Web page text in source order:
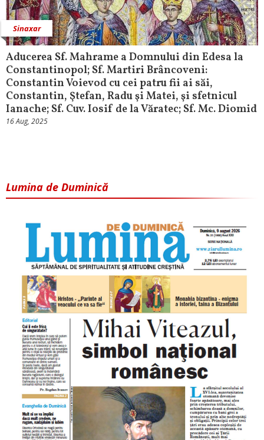
Sinaxar
Aducerea Sf. Mahrame a Domnului din Edesa la
Constantinopol; Sf. Martiri Brâncoveni:
Constantin Voievod cu cei patru fii ai săi,
Constantin, Ştefan, Radu şi Matei, şi sfetnicul
Ianache; Sf. Cuv. Iosif de la Văratec; Sf. Mc. Diomid
16 Aug, 2025
Lumina de Duminică